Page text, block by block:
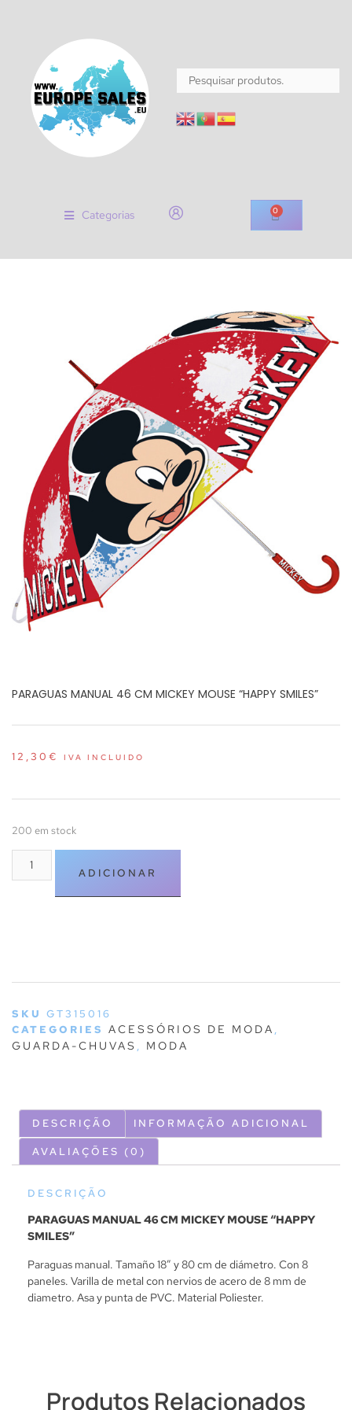
Categorias 0
PARAGUAS MANUAL 46 CM MICKEY MOUSE “HAPPY SMILES”
12,30 € IVA INCLUIDO
200 em stock
ADICIONAR
SKU GT315016
CATEGORIES ACESSÓRIOS DE MODA ,
GUARDA-CHUVAS , MODA
DESCRIÇÃO INFORMAÇÃO ADICIONAL
AVALIAÇÕES (0)
DESCRIÇÃO
PARAGUAS MANUAL 46 CM MICKEY MOUSE “HAPPY
SMILES”
Paraguas manual. Tamaño 18” y 80 cm de diámetro. Con 8
paneles. Varilla de metal con nervios de acero de 8 mm de
diametro. Asa y punta de PVC. Material Poliester.
Produtos Relacionados